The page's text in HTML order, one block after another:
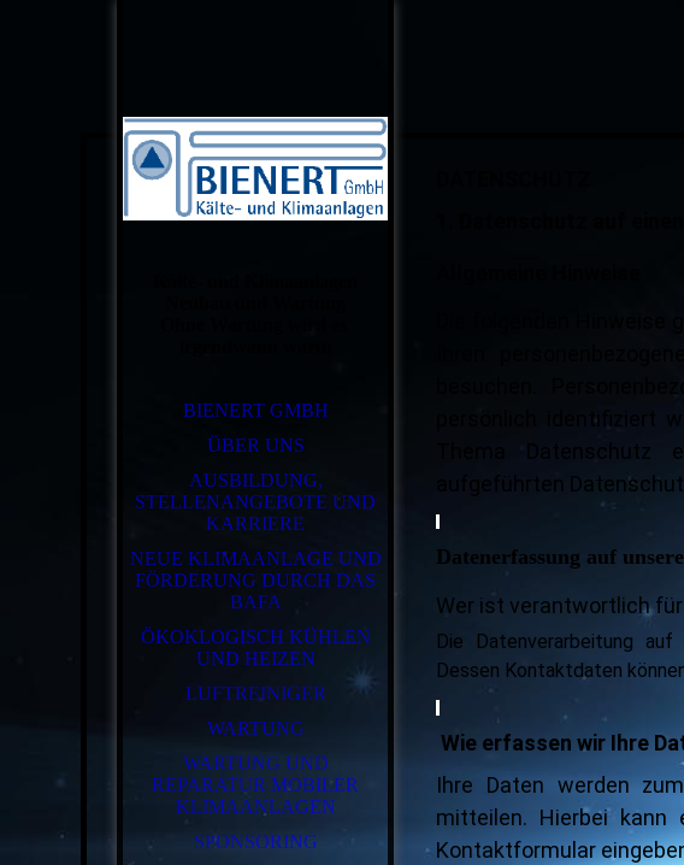
BIENERT GMBH
ÜBER UNS
AUSBILDUNG,
STELLENANGEBOTE UND
KARRIERE
NEUE KLIMAANLAGE UND
FÖRDERUNG DURCH DAS
BAFA
ÖKOKLOGISCH KÜHLEN
UND HEIZEN
LUFTREINIGER
WARTUNG
WARTUNG UND
REPARATUR MOBILER
KLIMAANLAGEN
SPONSORING
Die folgenden Hinweise
Ihren
besuchen.
persönlich identifiziert
Thema
aufgeführten
Datenerfassung auf
Wer ist verantwortlich
Die Datenverarbeitung
Dessen Kontaktdaten
Wie erfassen wir Ihre
Ihre Daten werden
mitteilen. Hierbei
Kontaktformular